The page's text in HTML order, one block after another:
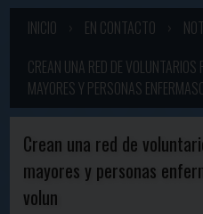
INICIO EN CONTACTO
CREAN UNA RED DE
MAYORES Y PERSONAS
Crean una red de
mayores y personas
volun